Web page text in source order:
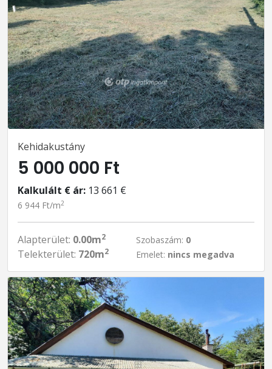
Kehidakustány
5 000 000 Ft
Kalkulált € ár: 13 661 €
6 944 Ft/m2
Alapterület: 0.00m2
Telekterület: 720m2
Szobaszám: 0
Emelet: nincs megadva